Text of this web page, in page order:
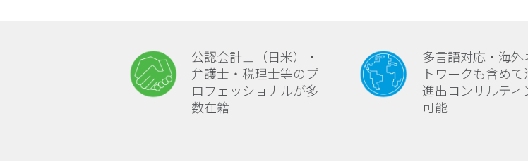
公認会計士（日米）・
弁護士・税理士等のプ
ロフェッショナルが多
数在籍
多言語対応・海外
トワークも含めて
進出コンサルティ
可能